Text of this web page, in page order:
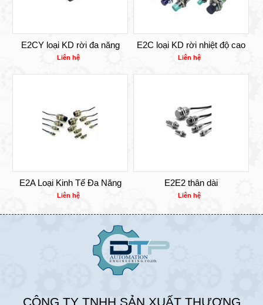
E2CY loại KD rời đa năng
Liên hệ
E2C loại KD rời nhiệt độ cao
Liên hệ
E2A Loại Kinh Tế Đa Năng
Liên hệ
E2E2 thân dài
Liên hệ
CÔNG TY TNHH SẢN XUẤT THƯƠNG